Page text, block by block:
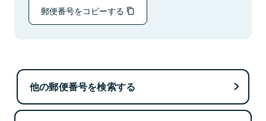
郵便番号をコピーする
他の郵便番号を検索する